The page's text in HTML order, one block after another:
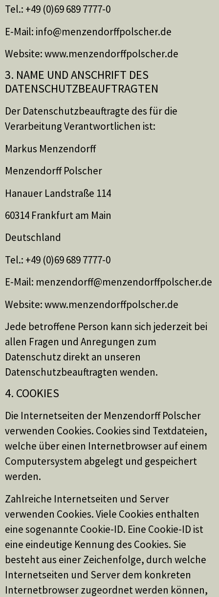
Tel.: +49 (0)69 689 7777-0
E-Mail: info@menzendorffpolscher.de
Website: www.menzendorffpolscher.de
3. NAME UND ANSCHRIFT DES
DATENSCHUTZBEAUFTRAGTEN
Der Datenschutzbeauftragte des für die
Verarbeitung Verantwortlichen ist:
Markus Menzendorff
Menzendorff Polscher
Hanauer Landstraße 114
60314 Frankfurt am Main
Deutschland
Tel.: +49 (0)69 689 7777-0
E-Mail: menzendorff@menzendorffpolscher.de
Website: www.menzendorffpolscher.de
Jede betroffene Person kann sich jederzeit bei
allen Fragen und Anregungen zum
Datenschutz direkt an unseren
Datenschutzbeauftragten wenden.
4. COOKIES
Die Internetseiten der Menzendorff Polscher
verwenden Cookies. Cookies sind Textdateien,
welche über einen Internetbrowser auf einem
Computersystem abgelegt und gespeichert
werden.
Zahlreiche Internetseiten und Server
verwenden Cookies. Viele Cookies enthalten
eine sogenannte Cookie-ID. Eine Cookie-ID ist
eine eindeutige Kennung des Cookies. Sie
besteht aus einer Zeichenfolge, durch welche
Internetseiten und Server dem konkreten
Internetbrowser zugeordnet werden können,